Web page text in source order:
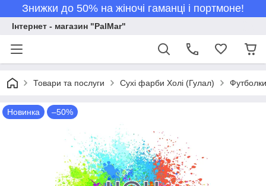
Знижки до 50% на жіночі гаманці і портмоне!
Інтернет - магазин "PalMar"
Товари та послуги Сухі фарби Холі (Гулал)
Новинка –50%